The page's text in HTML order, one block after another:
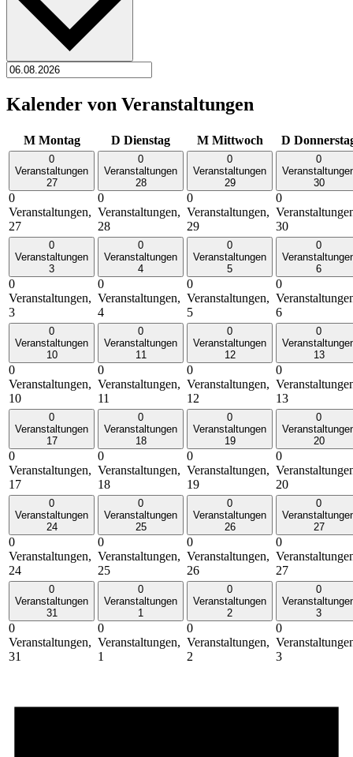
Kalender von Veranstaltungen
M Montag D Dienstag M Mittwoch D
0
Veranstaltungen
27
0
Veranstaltungen,
27
0
Veranstaltungen
28
0
Veranstaltungen,
28
0
Veranstaltungen
29
0
Veranstaltungen,
29
0
30
0
30
0
Veranstaltungen
3
0
Veranstaltungen,
3
0
Veranstaltungen
4
0
Veranstaltungen,
4
0
Veranstaltungen
5
0
Veranstaltungen,
5
0
6
0
6
0
Veranstaltungen
10
0
Veranstaltungen,
10
0
Veranstaltungen
11
0
Veranstaltungen,
11
0
Veranstaltungen
12
0
Veranstaltungen,
12
0
13
0
13
0
Veranstaltungen
17
0
Veranstaltungen,
17
0
Veranstaltungen
18
0
Veranstaltungen,
18
0
Veranstaltungen
19
0
Veranstaltungen,
19
0
20
0
20
0
Veranstaltungen
24
0
Veranstaltungen,
24
0
Veranstaltungen
25
0
Veranstaltungen,
25
0
Veranstaltungen
26
0
Veranstaltungen,
26
0
27
0
27
0
Veranstaltungen
31
0
Veranstaltungen,
31
0
Veranstaltungen
1
0
Veranstaltungen,
1
0
Veranstaltungen
2
0
Veranstaltungen,
2
0
3
0
3